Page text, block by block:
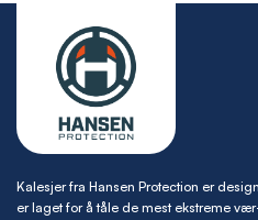
Kalesjer fra Hansen Protection er
er laget for å tåle de mest ekstreme